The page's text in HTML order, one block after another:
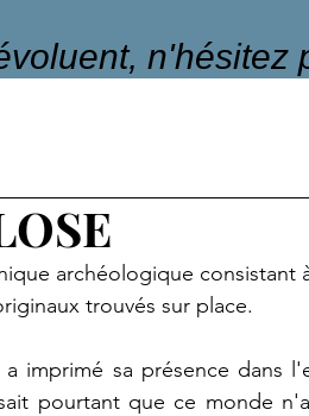
n'hésitez
archéologique
trouvés sur place.
imprimé sa présence dans
pourtant que ce monde